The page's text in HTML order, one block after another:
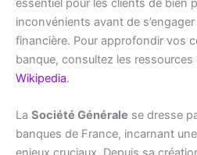
essentiel pour les clients de bien
inconvénients avant de
financière. Pour approfondir vos
banque, consultez les
Wikipedia.
La Société Générale se dresse
banques de France, incarnant